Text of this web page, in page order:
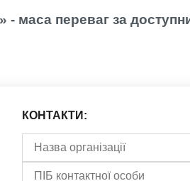
маса переваг за
КОНТАКТИ: